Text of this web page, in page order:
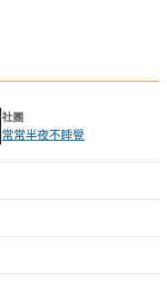
社團
常常半夜不睡覺